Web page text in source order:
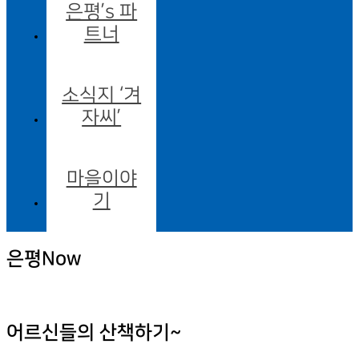
은평’s 파
트너
소식지 ‘겨
자씨’
마을이야
기
은평Now
어르신들의 산책하기~